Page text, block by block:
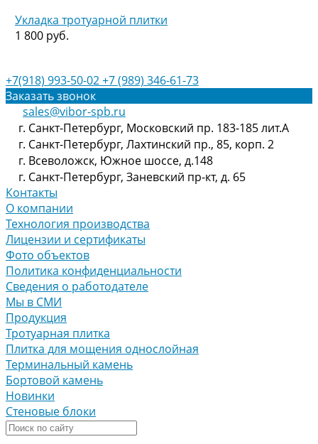
Укладка тротуарной плитки
1 800 руб.
+7(918) 993-50-02+7 (989) 346-61-73
Заказать звонок
sales@vibor-spb.ru
г. Санкт-Петербург, Московский пр. 183-185 лит.А
г. Санкт-Петербург, Лахтинский пр., 85, корп. 2
г. Всеволожск, Южное шоссе, д.148
г. Санкт-Петербург, Заневский пр-кт, д. 65
Контакты
О компании
Технология производства
Лицензии и сертификаты
Фото объектов
Политика конфиденциальности
Сведения о работодателе
Мы в СМИ
Продукция
Тротуарная плитка
Плитка для мощения однослойная
Терминальный камень
Бортовой камень
Новинки
Стеновые блоки